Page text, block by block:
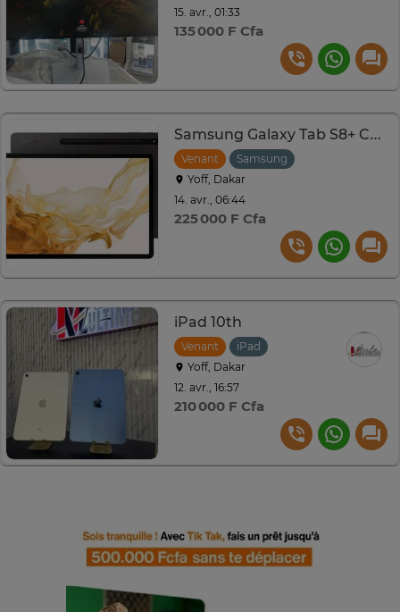
15. avr., 01:33
135 000 F Cfa
Samsung Galaxy Tab S8+ Carte Sim Appel
Venant
Samsung
Yoff, Dakar
14. avr., 06:44
225 000 F Cfa
iPad 10th
Venant
iPad
Yoff, Dakar
12. avr., 16:57
210 000 F Cfa